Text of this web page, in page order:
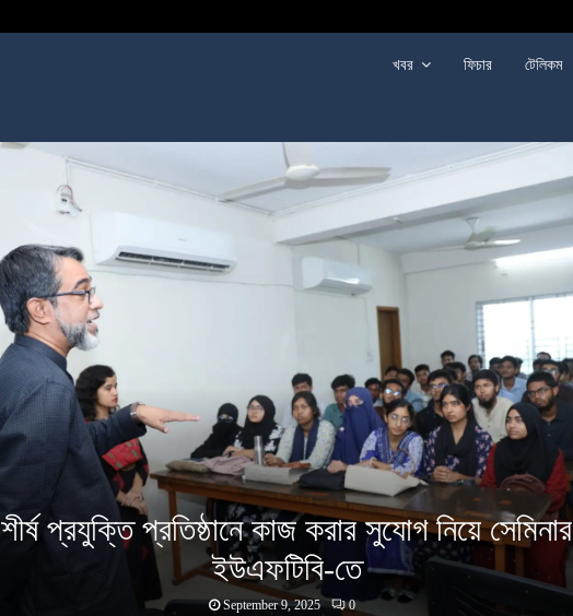
খবর ফিচার টেলিকম
শীর্ষ প্রযুক্তি প্রতিষ্ঠানে কাজ করার সুযোগ নিয়ে সেমিনার
ইউএফটিবি-তে
September 9, 2025 0